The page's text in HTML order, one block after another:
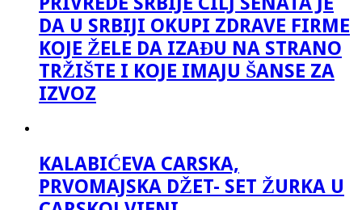
DA U SRBIJI OKUPI ZDRAVE FIRME
KOJE ŽELE DA IZAĐU NA STRANO
TRŽIŠTE I KOJE IMAJU ŠANSE ZA
IZVOZ
KALABIĆEVA CARSKA,
PRVOMAJSKA DŽET- SET ŽURKA U